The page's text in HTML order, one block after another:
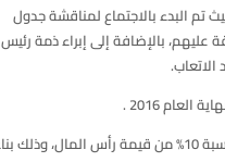
تم البدء بالاجتماع لمناقشة جدول
شملت مناقشة تقرير مجلس الإدارة والتقرير المالي وتقرير مدقق الحسابات الخارجي المستقل عن العام 2017 والمصادقة عليهم، بالإضافة إلى إبراء ذمة رئيس
وفي سياق الاجتماع تمت الموافقة على قرار توزيع الأرباح النقدية عن العام 2017 على مساهمي الشركة المالكين للأسهم بتاريخ الاجتماع 28 مارس 2018 بنسبة 10% من قيمة رأس